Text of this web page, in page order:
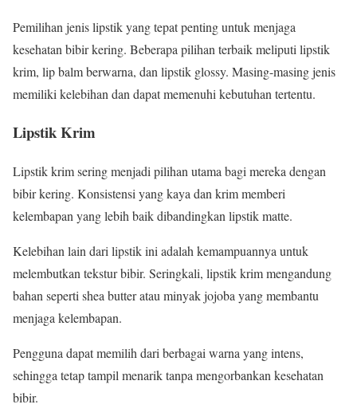
Pemilihan jenis lipstik yang tepat penting untuk menjaga
kesehatan bibir kering. Beberapa pilihan terbaik meliputi lipstik
krim, lip balm berwarna, dan lipstik glossy. Masing-masing jenis
memiliki kelebihan dan dapat memenuhi kebutuhan tertentu.
Lipstik Krim
Lipstik krim sering menjadi pilihan utama bagi mereka dengan
bibir kering. Konsistensi yang kaya dan krim memberi
kelembapan yang lebih baik dibandingkan lipstik matte.
Kelebihan lain dari lipstik ini adalah kemampuannya untuk
melembutkan tekstur bibir. Seringkali, lipstik krim mengandung
bahan seperti shea butter atau minyak jojoba yang membantu
menjaga kelembapan.
Pengguna dapat memilih dari berbagai warna yang intens,
sehingga tetap tampil menarik tanpa mengorbankan kesehatan
bibir.